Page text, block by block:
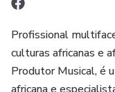
Profissional
culturas africanas e
Produtor Musical, é